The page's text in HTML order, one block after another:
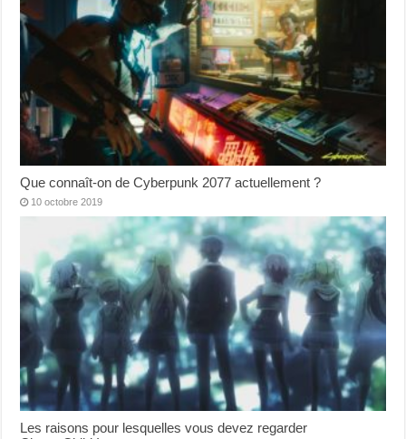
Que connaît-on de Cyberpunk 2077 actuellement ?
10 octobre 2019
Les raisons pour lesquelles vous devez regarder